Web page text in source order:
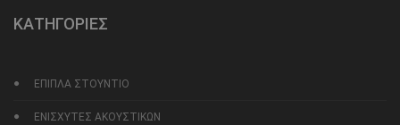
ΚΑΤΗΓΟΡΙΕΣ
ΕΠΙΠΛΑ ΣΤΟΥΝΤΙΟ
ΕΝΙΣΧΥΤΕΣ ΑΚΟΥΣΤΙΚΩΝ